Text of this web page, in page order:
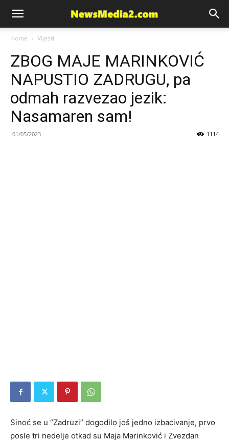
News
Media
Home Vijesti
ZBOG MAJE MARINKOVIĆ
NAPUSTIO ZADRUGU, pa
odmah razvezao jezik:
Nasamaren sam!
01/05/2023 1114
Sinoć se u “Zadruzi” dogodilo još jedno izbacivanje, prvo
posle tri nedelje otkad su Maja Marinković i Zvezdan